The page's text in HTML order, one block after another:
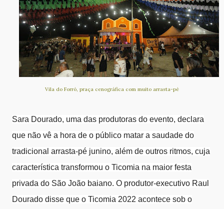
Vila do Forró, praça cenográfica com muito arrasta-pé
Sara Dourado, uma das produtoras do evento, declara
que não vê a hora de o público matar a saudade do
tradicional arrasta-pé junino, além de outros ritmos, cuja
característica transformou o Ticomia na maior festa
privada do São João baiano. O produtor-executivo Raul
Dourado disse que o Ticomia 2022 acontece sob o